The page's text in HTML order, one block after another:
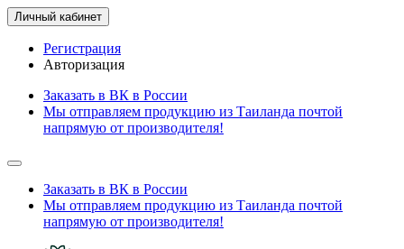
Личный кабинет
Регистрация
Авторизация
Заказать в ВК в России
Мы отправляем продукцию из Таиланда почтой
напрямую от производителя!
Заказать в ВК в России
Мы отправляем продукцию из Таиланда почтой
напрямую от производителя!